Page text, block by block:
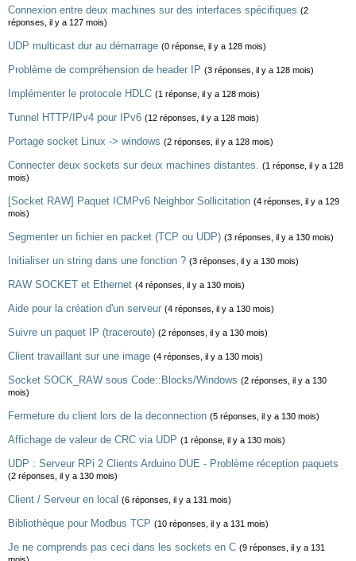
Connexion entre deux machines sur des interfaces spécifiques (2
réponses, il y a 127 mois)
UDP multicast dur au démarrage (0 réponse, il y a 128 mois)
Problème de compréhension de header IP (3 réponses, il y a 128 mois)
Implémenter le protocole HDLC (1 réponse, il y a 128 mois)
Tunnel HTTP/IPv4 pour IPv6 (12 réponses, il y a 128 mois)
Portage socket Linux -> windows (2 réponses, il y a 128 mois)
Connecter deux sockets sur deux machines distantes. (1 réponse, il y a 128
mois)
[Socket RAW] Paquet ICMPv6 Neighbor Sollicitation (4 réponses, il y a 129
mois)
Segmenter un fichier en packet (TCP ou UDP) (3 réponses, il y a 130 mois)
Initialiser un string dans une fonction ? (3 réponses, il y a 130 mois)
RAW SOCKET et Ethernet (4 réponses, il y a 130 mois)
Aide pour la création d'un serveur (4 réponses, il y a 130 mois)
Suivre un paquet IP (traceroute) (2 réponses, il y a 130 mois)
Client travaillant sur une image (4 réponses, il y a 130 mois)
Socket SOCK_RAW sous Code::Blocks/Windows (2 réponses, il y a 130
mois)
Fermeture du client lors de la deconnection (5 réponses, il y a 130 mois)
Affichage de valeur de CRC via UDP (1 réponse, il y a 130 mois)
UDP : Serveur RPi 2 Clients Arduino DUE - Problème réception paquets
(2 réponses, il y a 130 mois)
Client / Serveur en local (6 réponses, il y a 131 mois)
Bibliothèque pour Modbus TCP (10 réponses, il y a 131 mois)
Je ne comprends pas ceci dans les sockets en C (9 réponses, il y a 131